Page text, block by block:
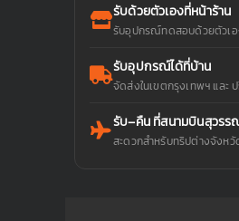
รับด้วยตัวเองที่หน้าร้าน
รับอุปกรณ์ทดสอบด้วยตัวเอ
รับอุปกรณ์ได้ที่บ้าน
จัดส่งในเขตกรุงเทพฯ แล
รับ–คืน ที่สนามบินสุวรร
สะดวกสำหรับทริปต่างจังห